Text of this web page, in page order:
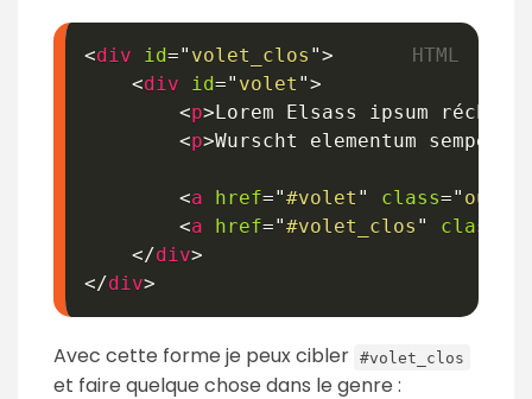
<div id=" volet_clos ">
<div id=" volet ">
<p> Lorem Elsass ipsum
<p>Wurscht elementum
<a href="#volet " class="
<a href="#volet_clos " class
</div>
</div>
Avec cette forme je peux cibler #volet_clos
et faire quelque chose dans le genre :